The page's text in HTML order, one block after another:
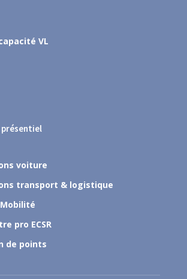
VL
voiture
transport & logistique
Mobilité
pro ECSR
de points